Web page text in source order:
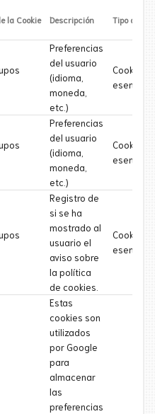
la Cookie Descripción Tipo de
Preferencias
del usuario
(idioma,
moneda,
etc.)
Cookie
esencial
Preferencias
del usuario
(idioma,
moneda,
etc.)
Cookie
esencial
Registro de
si se ha
mostrado al
usuario el
aviso sobre
la política
de cookies.
Cookie
esencial
Estas
cookies son
utilizados
por Google
para
almacenar
las
preferencias